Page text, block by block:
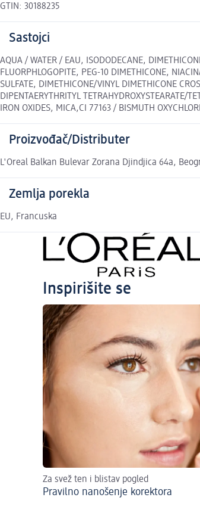
GTIN: 30188235
Sastojci
AQUA / WATER / EAU, ISODODECANE,
FLUORPHLOGOPITE, PEG-10 DIMETHICONE,
SULFATE, DIMETHICONE/VINYL DIMETHICONE
DIPENTAERYTHRITYL
IRON OXIDES, MICA,CI 77163 / BISMUTH
Proizvođač/Distributer
L'Oreal Balkan Bulevar Zorana Djindjica 64a,
Zemlja porekla
EU, Francuska
Inspirišite se
Za svež ten i blistav pogled
Pravilno nanošenje korektora